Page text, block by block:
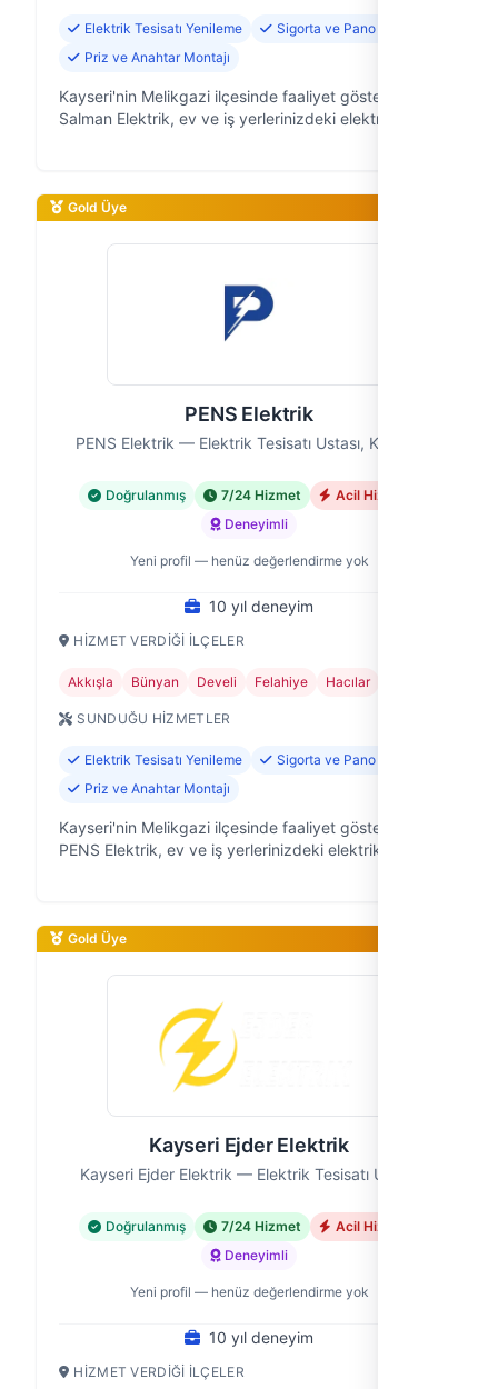
Elektrik Tesisatı Yenileme
Sigorta ve Pano Tamiri
Priz ve Anahtar Montajı
Kayseri'nin Melikgazi ilçesinde faaliyet gösteren
Salman Elektrik, ev ve iş yerlerinizdeki elektrik
Gold Üye
PENS Elektrik
PENS Elektrik — Elektrik Tesisatı Ustası, Kayseri
Doğrulanmış 7/24 Hizmet
Acil Hizmet
Deneyimli
Yeni profil — henüz değerlendirme yok
10 yıl deneyim
HIZMET VERDIĞI İLÇELER
Akkışla Bünyan Develi Felahiye Hacılar
SUNDUĞU HIZMETLER
Elektrik Tesisatı Yenileme
Sigorta ve Pano Tamiri
Priz ve Anahtar Montajı
Kayseri'nin Melikgazi ilçesinde faaliyet gösteren
PENS Elektrik, ev ve iş yerlerinizdeki elektrik
Gold Üye
Kayseri Ejder Elektrik
Kayseri Ejder Elektrik — Elektrik Tesisatı Ustası
Doğrulanmış 7/24 Hizmet
Acil Hizmet
Deneyimli
Yeni profil — henüz değerlendirme yok
10 yıl deneyim
HIZMET VERDIĞI İLÇELER